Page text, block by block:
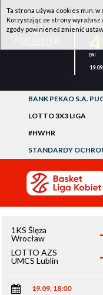
1KS
BANK PEKAO S.A.
LOTTO 3X3 LIGA
#HWHR
STANDARDY
1KS Ślęza
Wrocław
LOTTO AZS
UMCS Lublin
19.09, 18:00
Ta strona używa cookies m.in.
Korzystając ze strony wyrażasz
zgody powinieneś zmienić